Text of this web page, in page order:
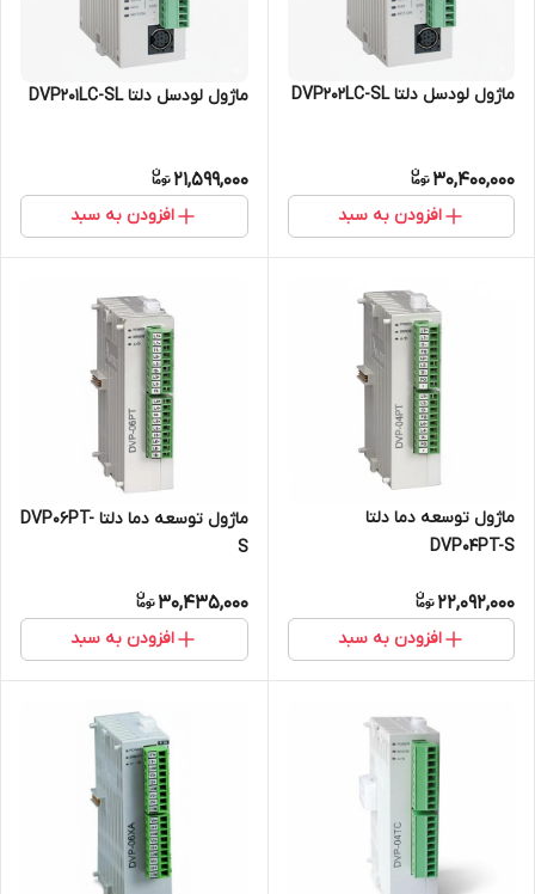
ماژول لودسل دلتا DVP202LC-SL
30,400,000
افزودن به سبد
ماژول لودسل دلتا DVP201LC-SL
21,599,000
افزودن به سبد
ماژول توسعه دما دلتا
DVP04PT-S
22,092,000
افزودن به سبد
ماژول توسعه دما دلتا DVP06PT-
S
30,435,000
افزودن به سبد